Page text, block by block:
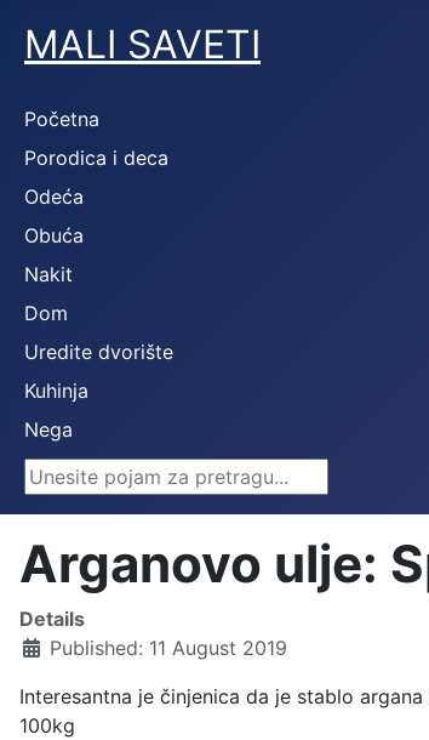
MALI SAVETI
Početna
Porodica i deca
Odeća
Obuća
Nakit
Dom
Uredite dvorište
Kuhinja
Nega
Search ...
Arganovo ulje:
Details
Published: 11 August 2019
Interesantna je činjenica da je stablo
100kg